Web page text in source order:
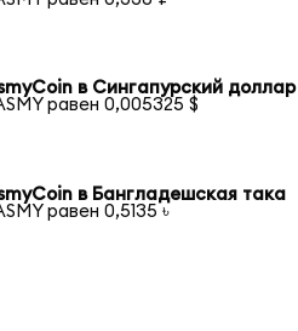
в Сингапурский доллар
равен 0,005325 $
в Бангладешская така
равен 0,5135 ৳